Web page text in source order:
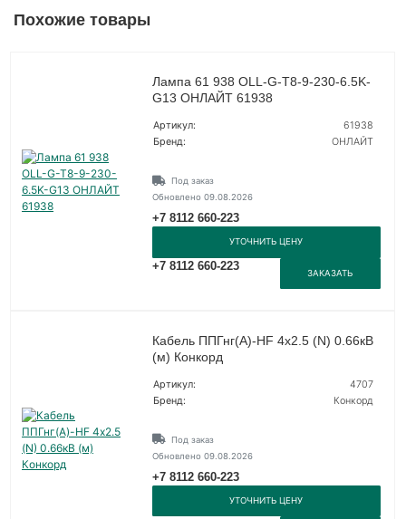
Похожие товары
Лампа 61 938 OLL-G-T8-9-230-6.5K-
G13 ОНЛАЙТ 61938
Артикул:
61938
Бренд:
ОНЛАЙТ
Под заказ
Обновлено 09.08.2026
+7 8112 660-223
УТОЧНИТЬ ЦЕНУ
+7 8112 660-223
ЗАКАЗАТЬ
Кабель ППГнг(А)-HF 4х2.5 (N) 0.66кВ
(м) Конкорд
Артикул:
4707
Бренд:
Конкорд
Под заказ
Обновлено 09.08.2026
+7 8112 660-223
УТОЧНИТЬ ЦЕНУ